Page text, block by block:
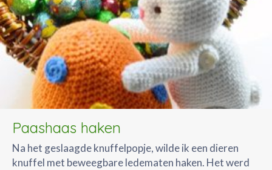
Paashaas haken
Na het geslaagde knuffelpopje, wilde ik een dieren
knuffel met beweegbare ledematen haken. Het werd